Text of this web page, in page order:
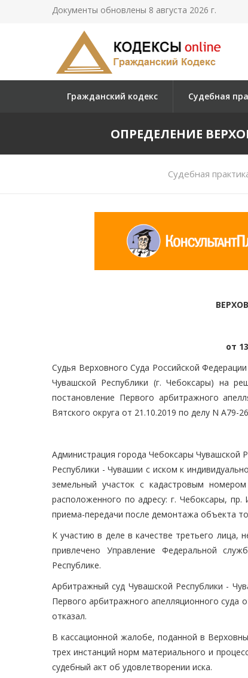
Документы обновлены 8 августа 2026 г.
Гражданский кодекс Судебная
ОПРЕДЕЛЕНИЕ
Судебная
от
Судья Верховного Суда Российской
Чувашской Республики (г. Чебоксары) на
постановление Первого арбитражного
Вятского округа от 21.10.2019 по делу N А79-
Администрация города Чебоксары Чувашской
Республики - Чувашии с иском к
земельный участок с кадастровым
расположенного по адресу: г. Чебоксары,
приема-передачи после демонтажа объекта
К участию в деле в качестве третьего лица,
привлечено Управление Федеральной
Республике.
Арбитражный суд Чувашской Республики -
Первого арбитражного апелляционного суда
отказал.
В кассационной жалобе, поданной в
трех инстанций норм материального и
судебный акт об удовлетворении иска.